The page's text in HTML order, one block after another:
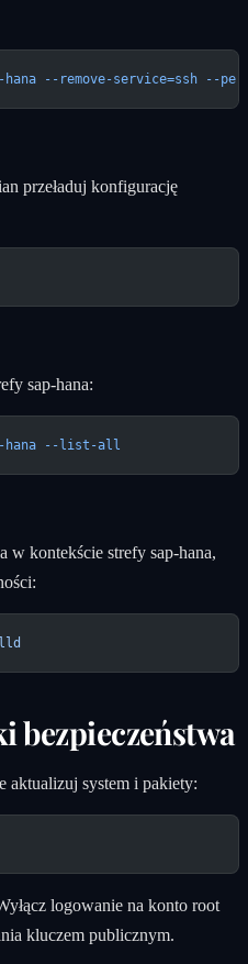
--remove-service=ssh --
przeładuj konfigurację
sap-hana:
--list-all
kontekście strefy sap-hana,
bezpieczeństwa
aktualizuj system i pakiety:
logowanie na konto root
kluczem publicznym.